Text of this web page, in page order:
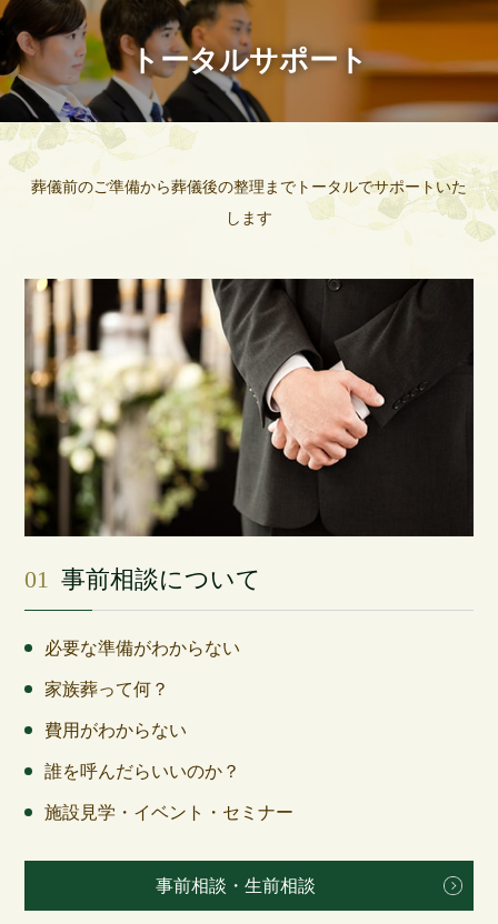
トータルサポート
葬儀前のご準備から葬儀後の整理までトータルでサポートいた
します
01 事前相談について
必要な準備がわからない
家族葬って何？
費用がわからない
誰を呼んだらいいのか？
施設見学・イベント・セミナー
事前相談・生前相談